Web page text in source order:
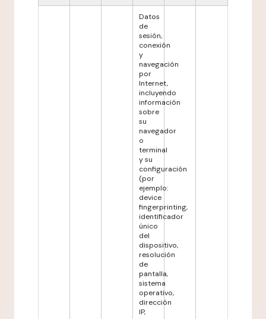
Datos
de
sesión,
conexión
y
navegación
por
Internet,
incluyendo
información
sobre
su
navegador
o
terminal
y su
configuración
(por
ejemplo:
device
fingerprinting,
identificador
único
del
dispositivo,
resolución
de
pantalla,
sistema
operativo,
dirección
IP,